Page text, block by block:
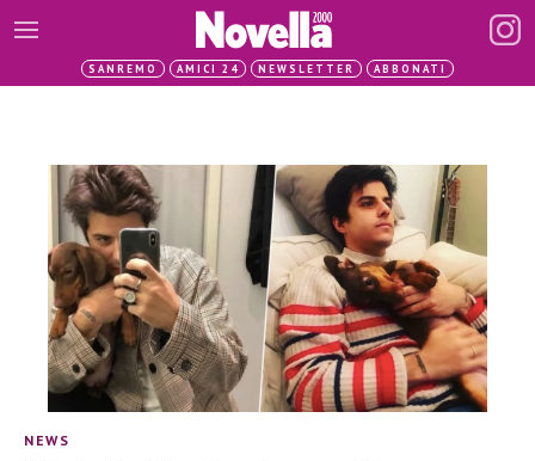
SANREMO AMICI 24 NEWSLETTER ABBONATI
NEWS